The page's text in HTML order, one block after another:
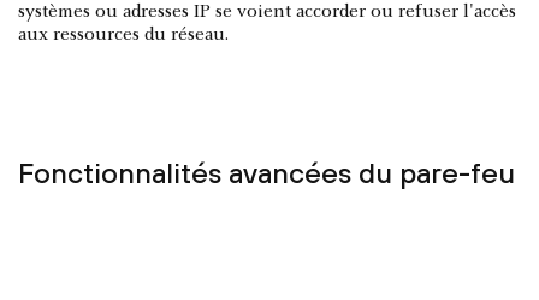
systèmes ou adresses IP se voient accorder ou refuser l'accès
aux ressources du réseau.
Fonctionnalités avancées du pare-feu